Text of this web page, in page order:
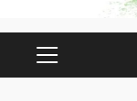
MENÚ